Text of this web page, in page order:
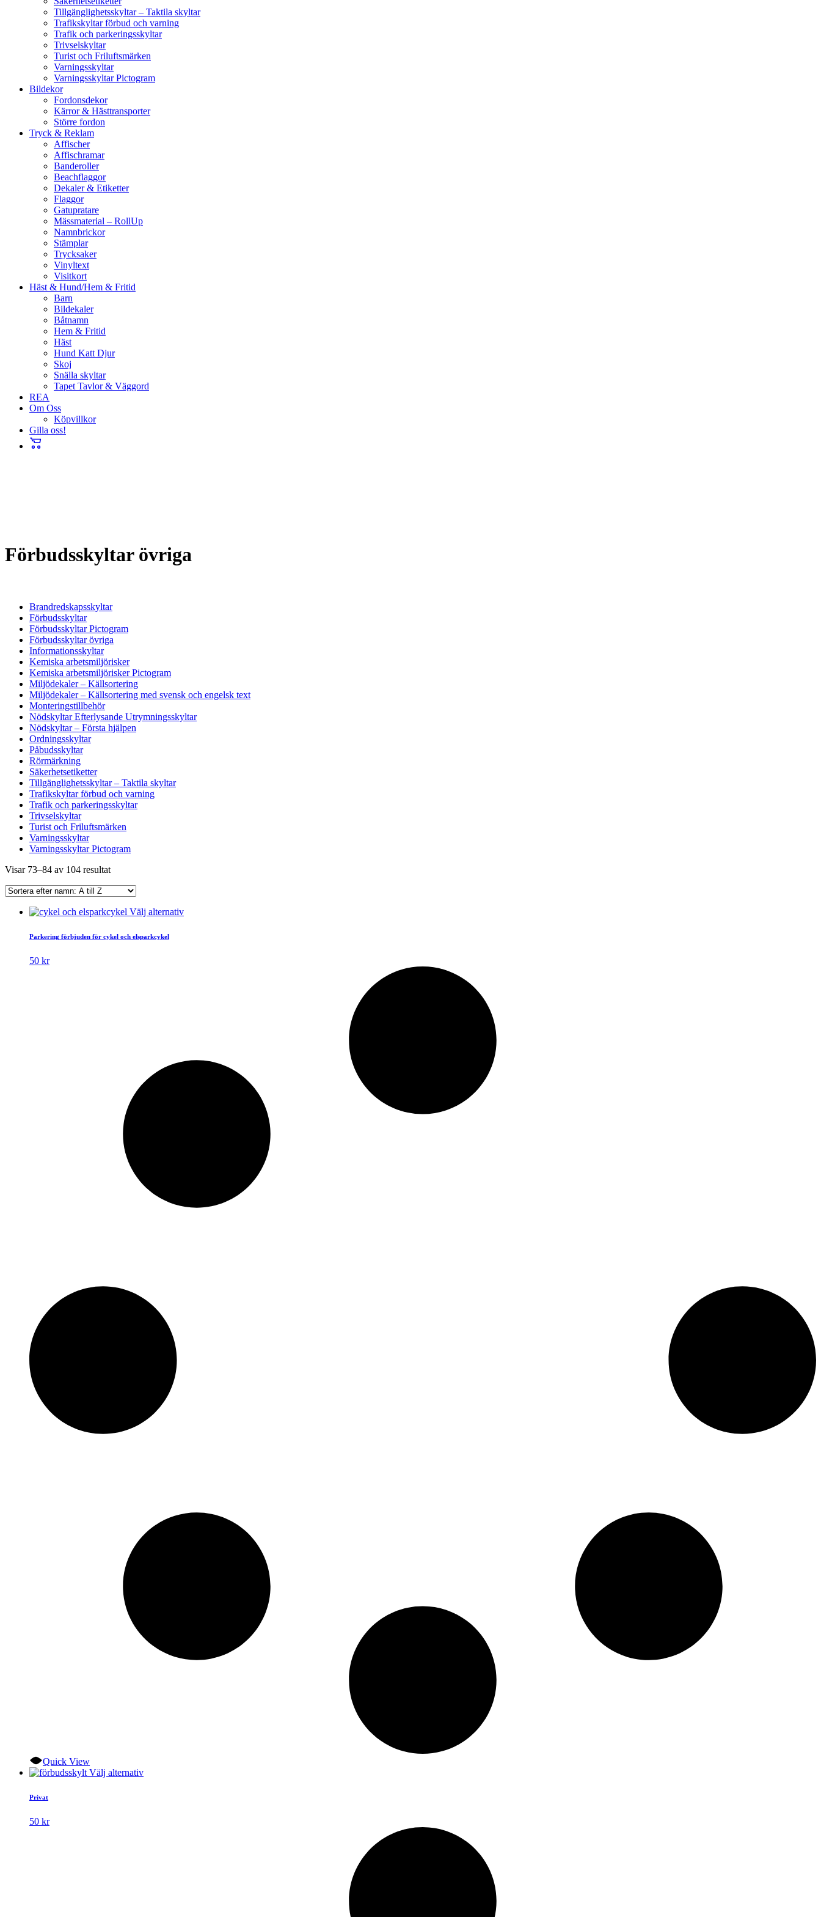
Tillgänglighetsskyltar – Taktila skyltar
Trafikskyltar förbud och varning
Trafik och parkeringsskyltar
Trivselskyltar
Turist och Friluftsmärken
Varningsskyltar
Varningsskyltar Pictogram
Bildekor
Fordonsdekor
Kärror & Hästtransporter
Större fordon
Tryck & Reklam
Affischer
Affischramar
Banderoller
Beachflaggor
Dekaler & Etiketter
Flaggor
Gatupratare
Mässmaterial – RollUp
Namnbrickor
Stämplar
Trycksaker
Vinyltext
Visitkort
Häst & Hund/Hem & Fritid
Barn
Bildekaler
Båtnamn
Hem & Fritid
Häst
Hund Katt Djur
Skoj
Snälla skyltar
Tapet Tavlor & Väggord
REA
Om Oss
Köpvillkor
Gilla oss!
Förbudsskyltar övriga
Brandredskapsskyltar
Förbudsskyltar
Förbudsskyltar Pictogram
Förbudsskyltar övriga
Informationsskyltar
Kemiska arbetsmiljörisker
Kemiska arbetsmiljörisker Pictogram
Miljödekaler – Källsortering
Miljödekaler – Källsortering med svensk och engelsk text
Monteringstillbehör
Nödskyltar Efterlysande Utrymningsskyltar
Nödskyltar – Första hjälpen
Ordningsskyltar
Påbudsskyltar
Rörmärkning
Säkerhetsetiketter
Tillgänglighetsskyltar – Taktila skyltar
Trafikskyltar förbud och varning
Trafik och parkeringsskyltar
Trivselskyltar
Turist och Friluftsmärken
Varningsskyltar
Varningsskyltar Pictogram
Visar 73–84 av 104 resultat
Välj alternativDen
Parkering förbjuden för cykel och elsparkcykel
50 kr
Quick View
Välj alternativDen
Privat
50 kr